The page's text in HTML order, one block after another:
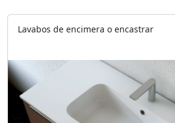
Lavabos de encimera o encastrar